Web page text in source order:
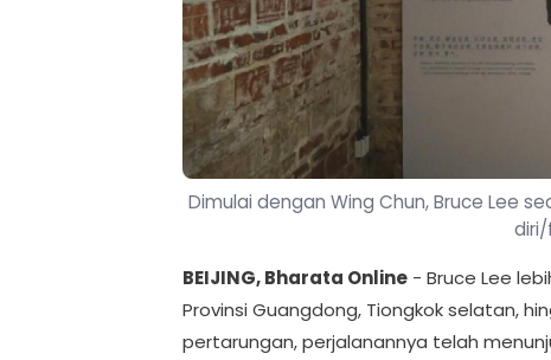
Dimulai dengan Wing Chun, Bruce Lee
BEIJING, Bharata Online - Bruce Lee
Provinsi Guangdong, Tiongkok selatan,
pertarungan, perjalanannya telah